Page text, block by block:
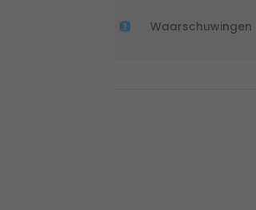
Waarschuwingen